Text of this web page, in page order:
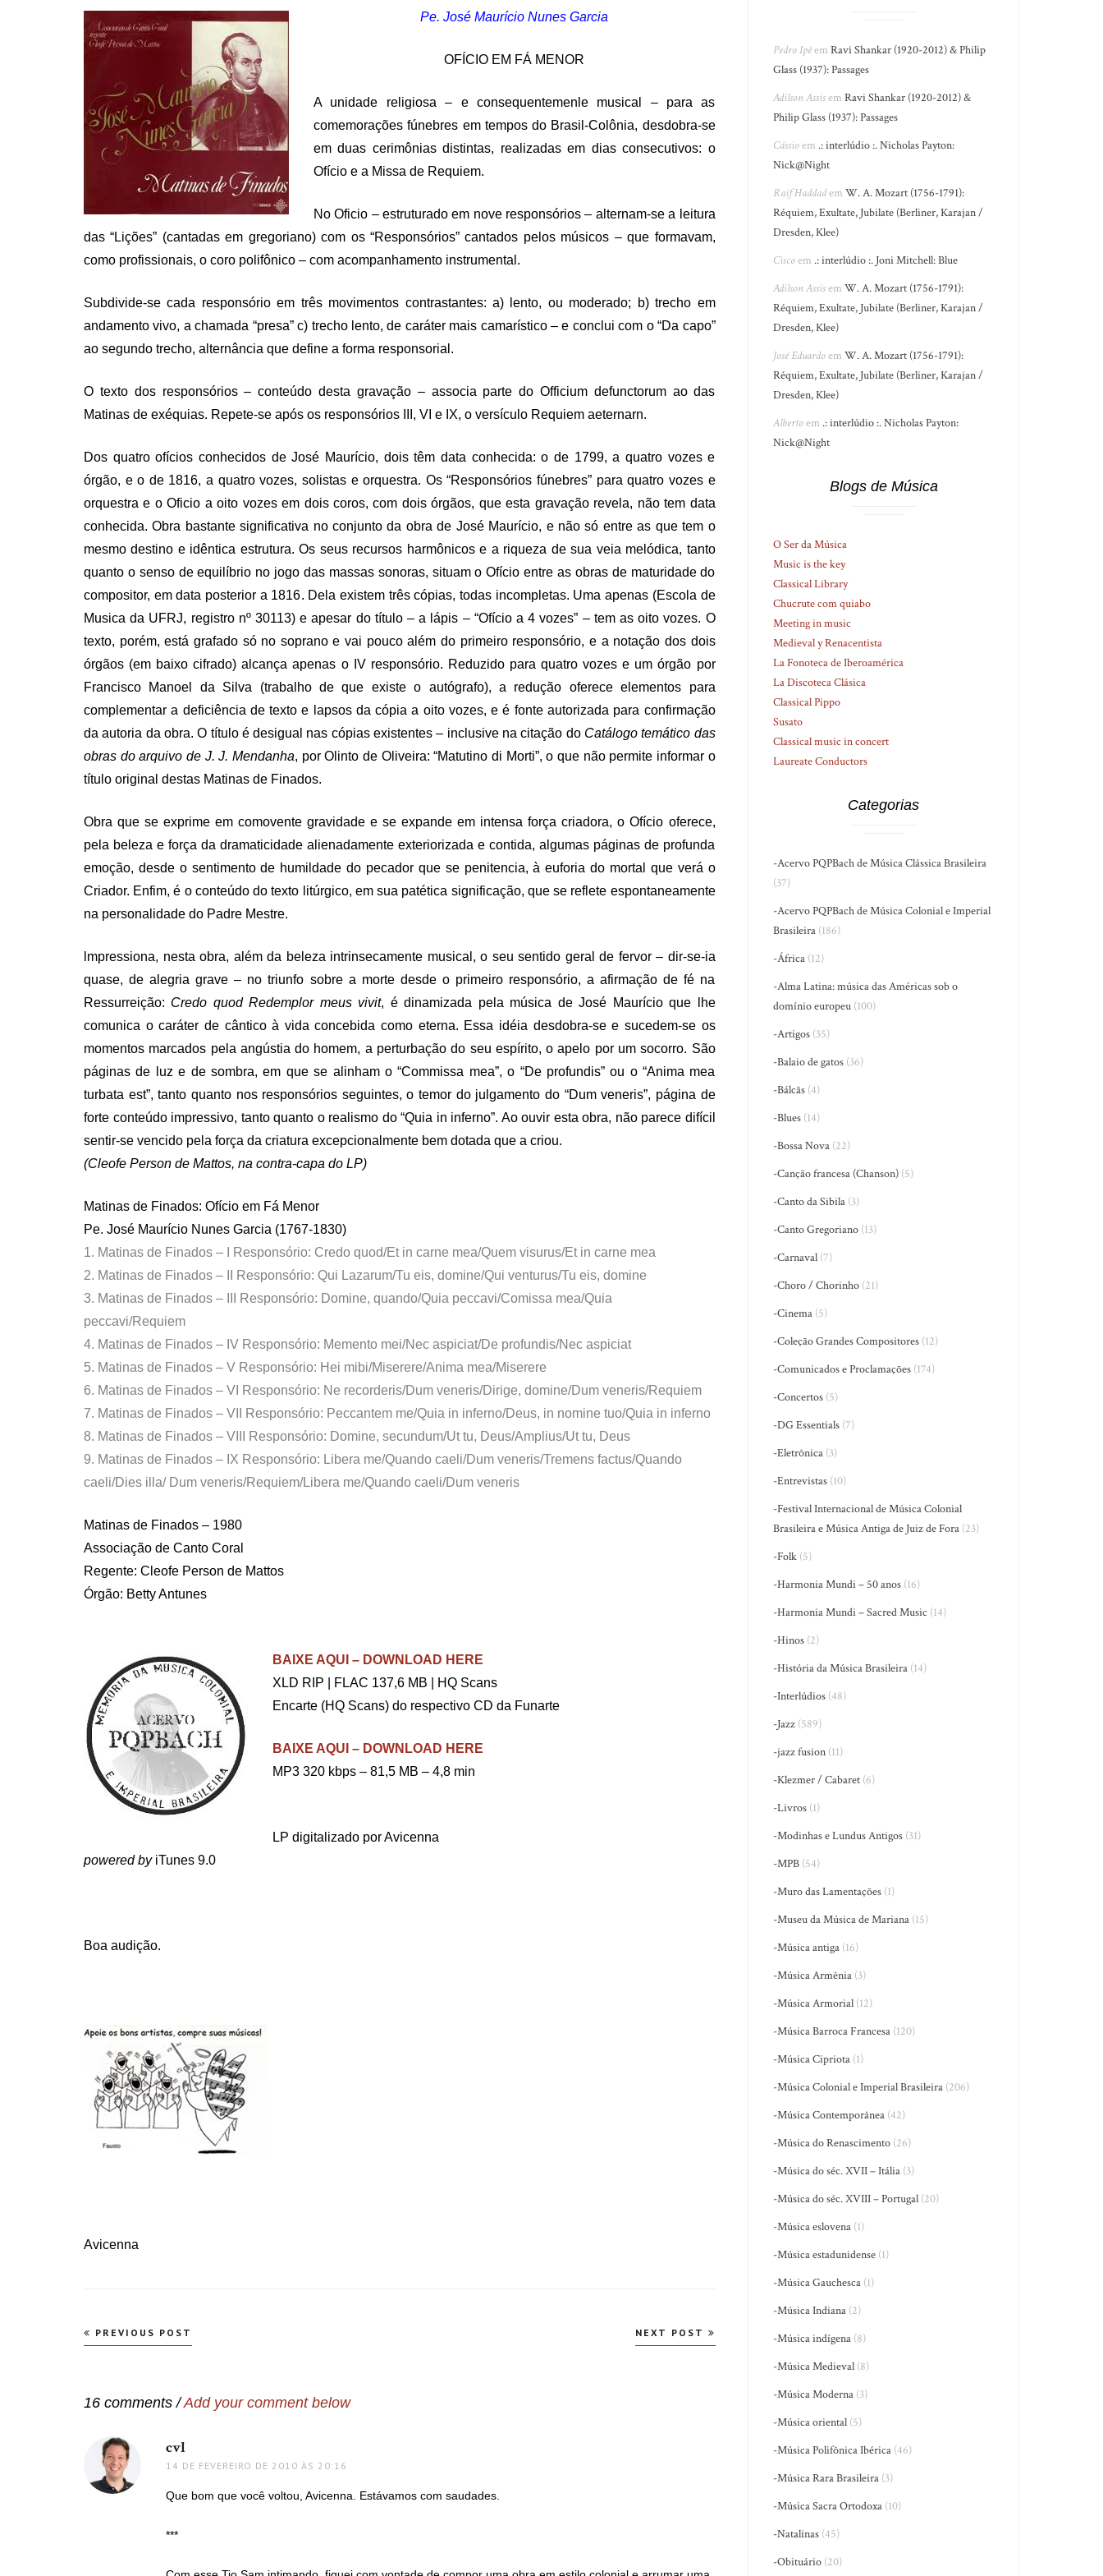
Pe. José Maurício Nunes Garcia
OFÍCIO EM FÁ MENOR
A unidade religiosa – e consequentemenle musical – para as
comemorações fúnebres em tempos do Brasil-Colônia, desdobra-se
em duas cerimônias distintas, realizadas em dias consecutivos: o
Ofício e a Missa de Requiem.
No Oficio – estruturado em nove responsórios – alternam-se a leitura
das “Lições” (cantadas em gregoriano) com os “Responsórios” cantados pelos músicos – que formavam,
como profissionais, o coro polifônico – com acompanhamento instrumental.
Subdivide-se cada responsório em três movimentos contrastantes: a) lento, ou moderado; b) trecho em
andamento vivo, a chamada “presa” c) trecho lento, de caráter mais camarístico – e conclui com o “Da capo”
ao segundo trecho, alternância que define a forma responsorial.
O texto dos responsórios – conteúdo desta gravação – associa parte do Officium defunctorum ao das
Matinas de exéquias. Repete-se após os responsórios III, VI e IX, o versículo Requiem aeternarn.
Dos quatro ofícios conhecidos de José Maurício, dois têm data conhecida: o de 1799, a quatro vozes e
órgão, e o de 1816, a quatro vozes, solistas e orquestra. Os “Responsórios fúnebres” para quatro vozes e
orquestra e o Oficio a oito vozes em dois coros, com dois órgãos, que esta gravação revela, não tem data
conhecida. Obra bastante significativa no conjunto da obra de José Maurício, e não só entre as que tem o
mesmo destino e idêntica estrutura. Os seus recursos harmônicos e a riqueza de sua veia melódica, tanto
quanto o senso de equilíbrio no jogo das massas sonoras, situam o Ofício entre as obras de maturidade do
compositor, em data posterior a 1816. Dela existem três cópias, todas incompletas. Uma apenas (Escola de
Musica da UFRJ, registro nº 30113) e apesar do título – a lápis – “Ofício a 4 vozes” – tem as oito vozes. O
texto, porém, está grafado só no soprano e vai pouco além do primeiro responsório, e a notação dos dois
órgãos (em baixo cifrado) alcança apenas o IV responsório. Reduzido para quatro vozes e um órgão por
Francisco Manoel da Silva (trabalho de que existe o autógrafo), a redução oferece elementos para
complementar a deficiência de texto e lapsos da cópia a oito vozes, e é fonte autorizada para confirmação
da autoria da obra. O título é desigual nas cópias existentes – inclusive na citação do Catálogo temático das
obras do arquivo de J. J. Mendanha, por Olinto de Oliveira: “Matutino di Morti”, o que não permite informar o
título original destas Matinas de Finados.
Obra que se exprime em comovente gravidade e se expande em intensa força criadora, o Ofício oferece,
pela beleza e força da dramaticidade alienadamente exteriorizada e contida, algumas páginas de profunda
emoção, desde o sentimento de humildade do pecador que se penitencia, à euforia do mortal que verá o
Criador. Enfim, é o conteúdo do texto litúrgico, em sua patética significação, que se reflete espontaneamente
na personalidade do Padre Mestre.
lmpressiona, nesta obra, além da beleza intrinsecamente musical, o seu sentido geral de fervor – dir-se-ia
quase, de alegria grave – no triunfo sobre a morte desde o primeiro responsório, a afirmação de fé na
Ressurreição: Credo quod Redemplor meus vivit, é dinamizada pela música de José Maurício que lhe
comunica o caráter de cântico à vida concebida como eterna. Essa idéia desdobra-se e sucedem-se os
momentos marcados pela angústia do homem, a perturbação do seu espírito, o apelo por um socorro. São
páginas de luz e de sombra, em que se alinham o “Commissa mea”, o “De profundis” ou o “Anima mea
turbata est”, tanto quanto nos responsórios seguintes, o temor do julgamento do “Dum veneris”, página de
forte conteúdo impressivo, tanto quanto o realismo do “Quia in inferno”. Ao ouvir esta obra, não parece difícil
sentir-se vencido pela força da criatura excepcionalmente bem dotada que a criou.
(Cleofe Person de Mattos, na contra-capa do LP)
Matinas de Finados: Ofício em Fá Menor
Pe. José Maurício Nunes Garcia (1767-1830)
1. Matinas de Finados – I Responsório: Credo quod/Et in carne mea/Quem visurus/Et in carne mea
2. Matinas de Finados – II Responsório: Qui Lazarum/Tu eis, domine/Qui venturus/Tu eis, domine
3. Matinas de Finados – III Responsório: Domine, quando/Quia peccavi/Comissa mea/Quia
peccavi/Requiem
4. Matinas de Finados – IV Responsório: Memento mei/Nec aspiciat/De profundis/Nec aspiciat
5. Matinas de Finados – V Responsório: Hei mibi/Miserere/Anima mea/Miserere
6. Matinas de Finados – VI Responsório: Ne recorderis/Dum veneris/Dirige, domine/Dum veneris/Requiem
7. Matinas de Finados – VII Responsório: Peccantem me/Quia in inferno/Deus, in nomine tuo/Quia in inferno
8. Matinas de Finados – VIII Responsório: Domine, secundum/Ut tu, Deus/Amplius/Ut tu, Deus
9. Matinas de Finados – IX Responsório: Libera me/Quando caeli/Dum veneris/Tremens factus/Quando
caeli/Dies illa/ Dum veneris/Requiem/Libera me/Quando caeli/Dum veneris
Matinas de Finados – 1980
Associação de Canto Coral
Regente: Cleofe Person de Mattos
Órgão: Betty Antunes
BAIXE AQUI – DOWNLOAD HERE
XLD RIP | FLAC 137,6 MB | HQ Scans
Encarte (HQ Scans) do respectivo CD da Funarte
BAIXE AQUI – DOWNLOAD HERE
MP3 320 kbps – 81,5 MB – 4,8 min
LP digitalizado por Avicenna
powered byiTunes 9.0
Boa audição.
Avicenna
Navegação
PREVIOUS POST NEXT POST
16 comments /Add your comment below
cvl
14 DE FEVEREIRO DE 2010 ÀS 20:16
Que bom que você voltou, Avicenna. Estávamos com saudades.
***
Pedro IpêemRavi Shankar (1920-2012) & Philip
Glass (1937): Passages
Adilson AssisemRavi Shankar (1920-2012) &
Philip Glass (1937): Passages
Cássioem .: interlúdio :. Nicholas Payton:
Nick@Night
Raif HaddademW. A. Mozart (1756-1791):
Réquiem, Exultate, Jubilate (Berliner, Karajan /
Dresden, Klee)
Ciscoem .: interlúdio :. Joni Mitchell: Blue
Adilson AssisemW. A. Mozart (1756-1791):
Réquiem, Exultate, Jubilate (Berliner, Karajan /
Dresden, Klee)
José EduardoemW. A. Mozart (1756-1791):
Réquiem, Exultate, Jubilate (Berliner, Karajan /
Dresden, Klee)
Albertoem .: interlúdio :. Nicholas Payton:
Nick@Night
Blogs de Música
O Ser da Música
Music is the key
Classical Library
Chucrute com quiabo
Meeting in music
Medieval y Renacentista
La Fonoteca de Iberoamérica
La Discoteca Clásica
Classical Pippo
Susato
Classical music in concert
Laureate Conductors
Categorias
-Acervo PQPBach de Música Clássica Brasileira
(37)
-Acervo PQPBach de Música Colonial e Imperial
Brasileira (186)
-África (12)
-Alma Latina: música das Américas sob o
domínio europeu (100)
-Artigos (35)
-Balaio de gatos (36)
-Bálcãs (4)
-Blues (14)
-Bossa Nova (22)
-Canção francesa (Chanson) (5)
-Canto da Sibila (3)
-Canto Gregoriano (13)
-Carnaval (7)
-Choro / Chorinho (21)
-Cinema (5)
-Coleção Grandes Compositores (12)
-Comunicados e Proclamações (174)
-Concertos (5)
-DG Essentials (7)
-Eletrônica (3)
-Entrevistas (10)
-Festival Internacional de Música Colonial
Brasileira e Música Antiga de Juiz de Fora (23)
-Folk (5)
-Harmonia Mundi – 50 anos (16)
-Harmonia Mundi – Sacred Music (14)
-Hinos (2)
-História da Música Brasileira (14)
-Interlúdios (48)
-Jazz (589)
-jazz fusion (11)
-Klezmer / Cabaret (6)
-Livros (1)
-Modinhas e Lundus Antigos (31)
-MPB (54)
-Muro das Lamentações (1)
-Museu da Música de Mariana (15)
-Música antiga (16)
-Música Armênia (3)
-Música Armorial (12)
-Música Barroca Francesa (120)
-Música Cipriota (1)
-Música Colonial e Imperial Brasileira (206)
-Música Contemporânea (42)
-Música do Renascimento (26)
-Música do séc. XVII – Itália (3)
-Música do séc. XVIII – Portugal (20)
-Música eslovena (1)
-Música estadunidense (1)
-Música Gauchesca (1)
-Música Indiana (2)
-Música indígena (8)
-Música Medieval (8)
-Música Moderna (3)
-Música oriental (5)
-Música Polifônica Ibérica (46)
-Música Rara Brasileira (3)
-Música Sacra Ortodoxa (10)
-Natalinas (45)
-Obituário (20)